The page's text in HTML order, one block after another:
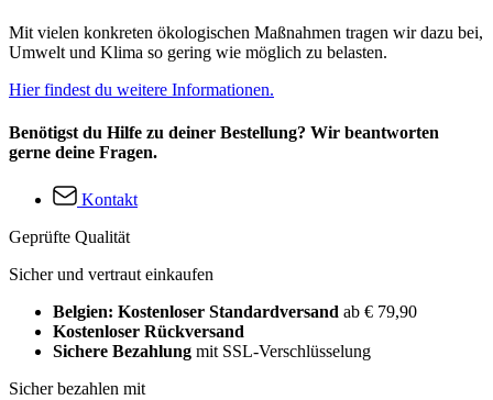
Mit vielen konkreten ökologischen Maßnahmen tragen wir dazu bei,
Umwelt und Klima so gering wie möglich zu belasten.
Hier findest du weitere Informationen.
Benötigst du Hilfe zu deiner Bestellung? Wir beantworten
gerne deine Fragen.
Kontakt
Geprüfte Qualität
Sicher und vertraut einkaufen
Belgien: Kostenloser Standardversand ab € 79,90
Kostenloser Rückversand
Sichere Bezahlung mit SSL-Verschlüsselung
Sicher bezahlen mit